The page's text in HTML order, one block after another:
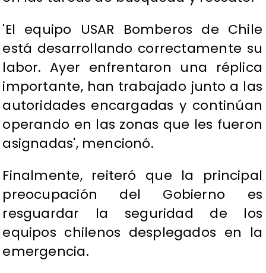
'El equipo USAR Bomberos de Chile
está desarrollando correctamente su
labor. Ayer enfrentaron una réplica
importante, han trabajado junto a las
autoridades encargadas y continúan
operando en las zonas que les fueron
asignadas', mencionó.
Finalmente, reiteró que la principal
preocupación del Gobierno es
resguardar la seguridad de los
equipos chilenos desplegados en la
emergencia.